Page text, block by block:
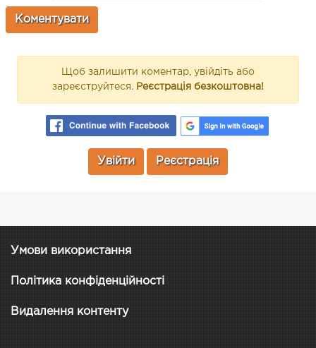
Щоб залишити коментар, увійдіть або
зареєструйтеся. Реєстрація безкоштовна!
Увійти Реєстрація
Умови використання
Політика конфіденційності
Видалення контенту